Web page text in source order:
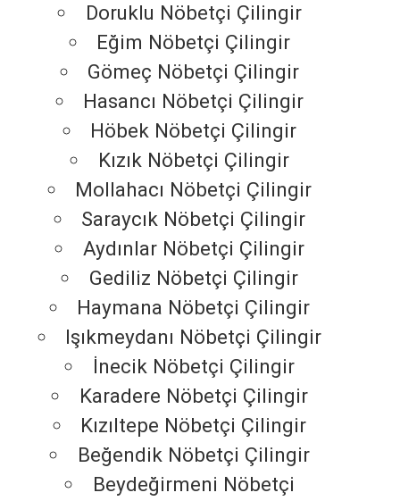
Doruklu Nöbetçi Çilingir
Eğim Nöbetçi Çilingir
Gömeç Nöbetçi Çilingir
Hasancı Nöbetçi Çilingir
Höbek Nöbetçi Çilingir
Kızık Nöbetçi Çilingir
Mollahacı Nöbetçi Çilingir
Saraycık Nöbetçi Çilingir
Aydınlar Nöbetçi Çilingir
Gediliz Nöbetçi Çilingir
Haymana Nöbetçi Çilingir
Işıkmeydanı Nöbetçi Çilingir
İnecik Nöbetçi Çilingir
Karadere Nöbetçi Çilingir
Kızıltepe Nöbetçi Çilingir
Beğendik Nöbetçi Çilingir
Beydeğirmeni Nöbetçi